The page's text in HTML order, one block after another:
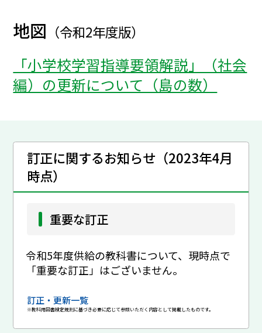
地図 （令和2年度版）
「小学校学習指導要領解説」（社会
編）の更新について（島の数）
訂正に関するお知らせ（2023年4月
時点）
重要な訂正
令和5年度供給の教科書について、現時点で
「重要な訂正」はございません。
訂正・更新一覧
※教科用図書検定規則に基づき必要に応じて参照いただく内容として掲載したものです。